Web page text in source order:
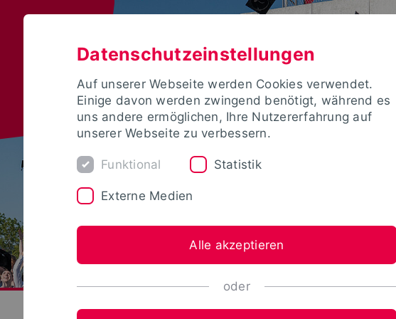
Datenschutzeinstellungen
Auf unserer Webseite werden Cookies verwendet.
Einige davon werden zwingend benötigt, während es
uns andere ermöglichen, Ihre Nutzererfahrung auf
unserer Webseite zu verbessern.
Funktional Statistik
Externe Medien
Alle akzeptieren
oder